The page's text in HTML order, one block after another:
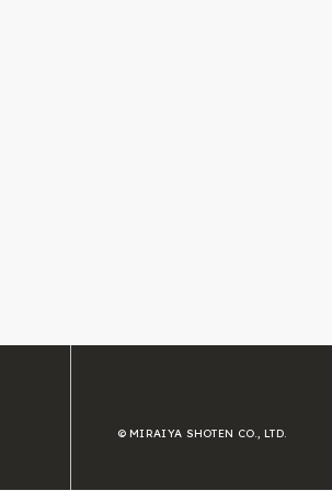
© MIRAIYA SHOTEN CO., LTD.